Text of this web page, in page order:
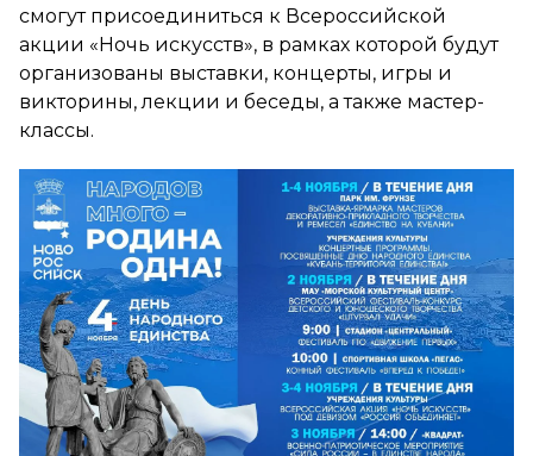
смогут присоединиться к Всероссийской
акции «Ночь искусств», в рамках которой будут
организованы выставки, концерты, игры и
викторины, лекции и беседы, а также мастер-
классы.